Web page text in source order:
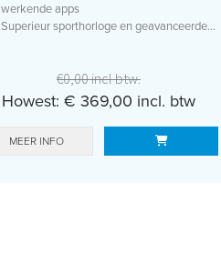
werkende apps
Superieur sporthorloge en geavanceerde...
€0,00 incl btw.
Howest: € 369,00 incl. btw
MEER INFO